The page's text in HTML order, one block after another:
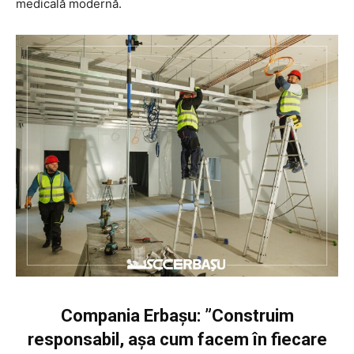
medicală modernă.
Compania Erbașu: ”Construim
responsabil, așa cum facem în fiecare